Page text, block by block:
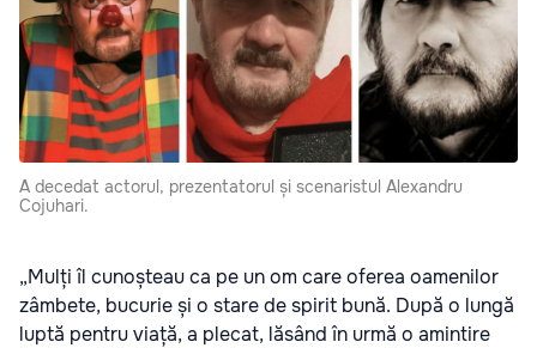
A decedat actorul, prezentatorul și scenaristul Alexandru
Cojuhari.
„Mulți îl cunoșteau ca pe un om care oferea oamenilor
zâmbete, bucurie și o stare de spirit bună. După o lungă
luptă pentru viață, a plecat, lăsând în urmă o amintire